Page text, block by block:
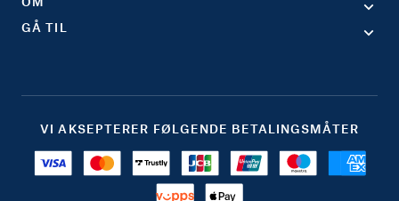
GÅ TIL
VI AKSEPTERER FØLGENDE BETALINGSMÅTER